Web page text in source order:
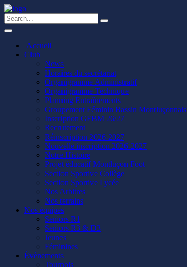
Accueil
Club
News
Horaires du secrétariat
Organigramme Administratif
Organigramme Technique
Planning Entraînements
Groupement Féminin Bassin Montluçonnais
Inscription GFBM 26/27
Recrutement
Réinscription 2026-2027
Nouvelle inscription 2026-2027
Notre Histoire
Projet éducatif Montluçon Foot
Section Sportive Collège
Section Sportive Lycée
Nos Arbitres
Nos terrains
Nos équipes
Seniors R1
Seniors R3 & D3
Jeunes
Féminines
Évènements
Tournois